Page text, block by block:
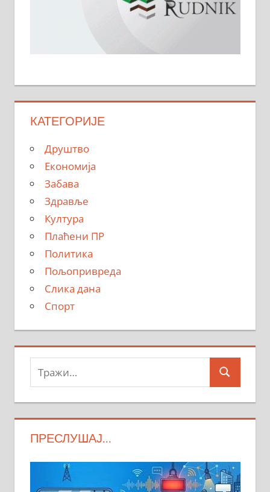
КАТЕГОРИЈЕ
Друштво
Економија
Забава
Здравље
Култура
Плаћени ПР
Политика
Пољопривреда
Слика дана
Спорт
Тражи:
Search
ПРЕСЛУШАЈ…